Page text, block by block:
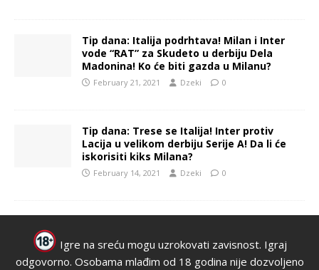
Tip dana: Italija podrhtava! Milan i Inter
vode “RAT” za Skudeto u derbiju Dela
Madonina! Ko će biti gazda u Milanu?
February 21, 2021 Dzeki 0
Tip dana: Trese se Italija! Inter protiv
Lacija u velikom derbiju Serije A! Da li će
iskorisiti kiks Milana?
February 14, 2021 Dzeki 0
Igre na sreću mogu uzrokovati zavisnost. Igraj
odgovorno. Osobama mlađim od 18 godina nije dozvoljeno